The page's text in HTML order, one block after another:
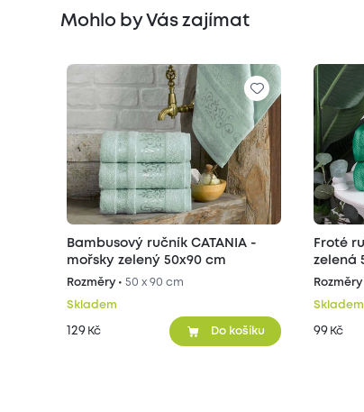
Mohlo by Vás zajímat
Bambusový ručník CATANIA -
mořsky zelený 50x90 cm
Rozměry •50 x 90 cm
Skladem
129 Kč Do košíku
Froté
zelená
Rozměry
Skladem
99 Kč